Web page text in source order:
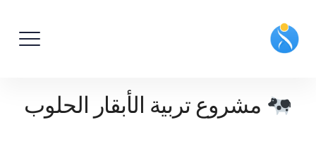
مشروع تربية الأبقار الحلوب